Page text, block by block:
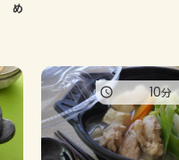
め
10分